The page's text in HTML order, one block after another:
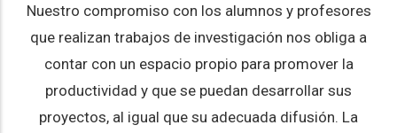
Nuestro compromiso con los alumnos y profesores
que realizan trabajos de investigación nos obliga a
contar con un espacio propio para promover la
productividad y que se puedan desarrollar sus
proyectos, al igual que su adecuada difusión. La